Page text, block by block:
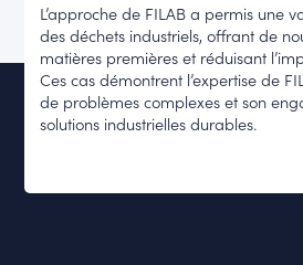
L’approche de FILAB a permis une
des déchets industriels, offrant de
matières premières et réduisant
Ces cas démontrent l’expertise de
de problèmes complexes et son
solutions industrielles durables.